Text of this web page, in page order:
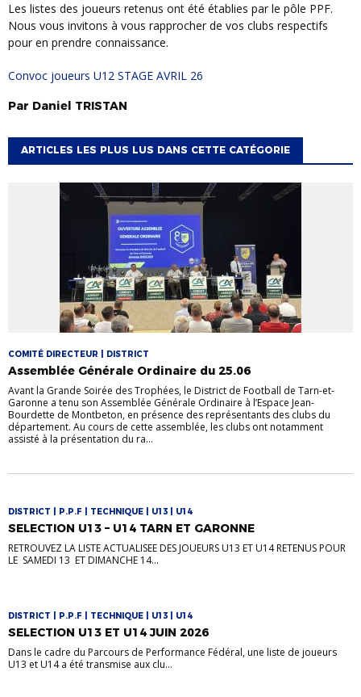
Les listes des joueurs retenus ont été établies par le pôle PPF.
Nous vous invitons à vous rapprocher de vos clubs respectifs
pour en prendre connaissance.
convoc joueurs U12 STAGE AVRIL 26
Par Daniel TRISTAN
ARTICLES LES PLUS LUS DANS CETTE CATÉGORIE
COMITÉ DIRECTEUR | DISTRICT
Assemblée Générale Ordinaire du 25.06
Avant la Grande Soirée des Trophées, le District de Football de Tarn-et-
Garonne a tenu son Assemblée Générale Ordinaire à l’Espace Jean-
Bourdette de Montbeton, en présence des représentants des clubs du
département. Au cours de cette assemblée, les clubs ont notamment
assisté à la présentation du ra...
DISTRICT | P.P.F | TECHNIQUE | U13 | U14
SELECTION U13 – U14 TARN ET GARONNE
RETROUVEZ LA LISTE ACTUALISEE DES JOUEURS U13 ET U14 RETENUS POUR
LE SAMEDI 13 ET DIMANCHE 14...
DISTRICT | P.P.F | TECHNIQUE | U13 | U14
SELECTION U13 ET U14 JUIN 2026
Dans le cadre du Parcours de Performance Fédéral, une liste de joueurs
U13 et U14 a été transmise aux clu...